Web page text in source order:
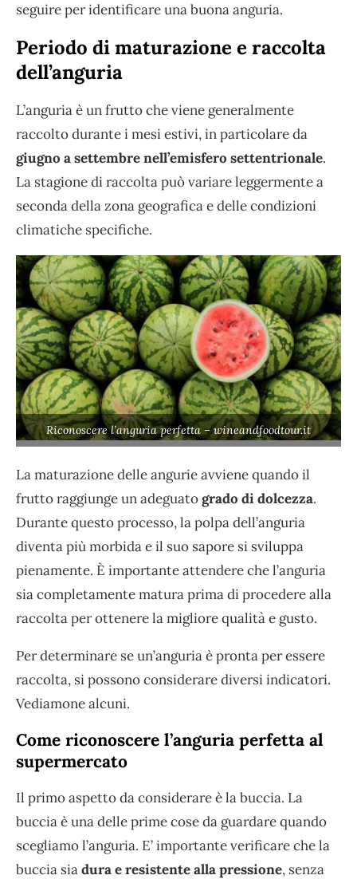
seguire per identificare una buona anguria.
Periodo di maturazione e raccolta
dell’anguria
L’anguria è un frutto che viene generalmente
raccolto durante i mesi estivi, in particolare da
giugno a settembre nell’emisfero settentrionale.
La stagione di raccolta può variare leggermente a
seconda della zona geografica e delle condizioni
climatiche specifiche.
Riconoscere l’anguria perfetta – wineandfoodtour.it
La maturazione delle angurie avviene quando il
frutto raggiunge un adeguatogrado di dolcezza.
Durante questo processo, la polpa dell’anguria
diventa più morbida e il suo sapore si sviluppa
pienamente. È importante attendere che l’anguria
sia completamente matura prima di procedere alla
raccolta per ottenere la migliore qualità e gusto.
Per determinare se un’anguria è pronta per essere
raccolta, si possono considerare diversi indicatori.
Vediamone alcuni.
Come riconoscere l’anguria perfetta al
supermercato
Il primo aspetto da considerare è la buccia. La
buccia è una delle prime cose da guardare quando
scegliamo l’anguria. E’ importante verificare che la
buccia siadura e resistente alla pressione, senza